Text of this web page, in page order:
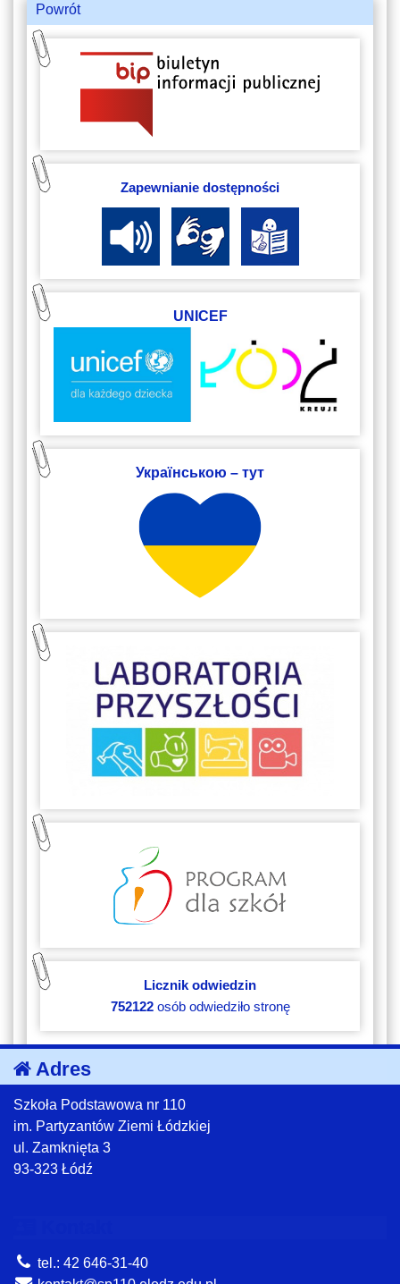
Powrót
Zapewnianie dostępności
UNICEF
Українською – тут
Licznik odwiedzin
752122osób odwiedziło stronę
Adres
Szkoła Podstawowa nr 110
im. Partyzantów Ziemi Łódzkiej
ul. Zamknięta 3
93-323 Łódź
tel.: 42 646-31-40